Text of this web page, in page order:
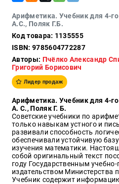
Арифметика. Учебник для 4-
А.С., Поляк Г.Б.
Код товара: 1135555
ISBN: 9785604772287
Авторы: Пчёлко Александр
Григорий Борисович
Лидер продаж
Арифметика. Учебник для 4-
А. С., Поляк Г. Б.
Советские учебники по
только навыкам устного и
развивали способность
обеспечивали устойчивую
изучения математики.
собой оригинальный текст
году Государственным
издательством Министерства
Учебник содержит
Тайное и
непознанное
Образ
жизни
и
Искусство
Поэзия
Кухня,
гастрономия,
кулинария
Оптовикам
Авторам